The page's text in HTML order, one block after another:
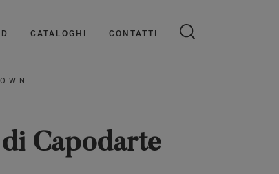
CATALOGHI CONTATTI
Capodarte